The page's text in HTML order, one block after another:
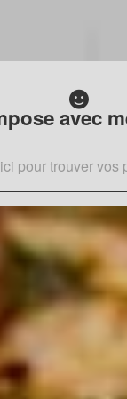
avec
pour trouver vos